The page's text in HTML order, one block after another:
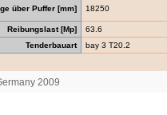
über Puffer [mm] 18250
Reibungslast [Mp]
63.6
Tenderbauart
bay 3 T20.2
2009